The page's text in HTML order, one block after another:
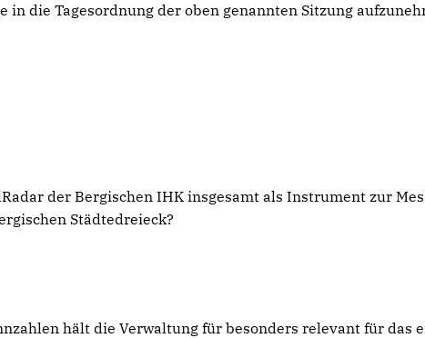
in die Tagesordnung der oben genannten Sitzung
der Bergischen IHK insgesamt als Instrument zur
Städtedreieck?
hält die Verwaltung für besonders relevant für das